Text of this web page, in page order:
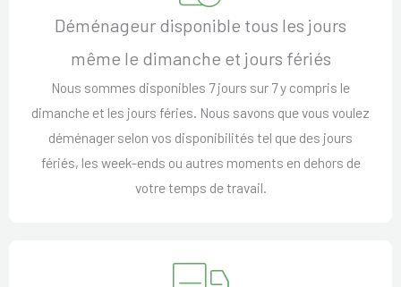
Déménageur disponible tous les jours
même le dimanche et jours fériés
Nous sommes disponibles 7 jours sur 7 y compris le
dimanche et les jours féries. Nous savons que vous voulez
déménager selon vos disponibilités tel que des jours
fériés, les week-ends ou autres moments en dehors de
votre temps de travail.